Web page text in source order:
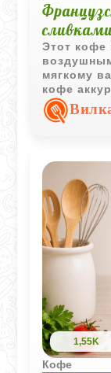
Этот кофе
мягкому
кофе
очень
1,55K
Кофе